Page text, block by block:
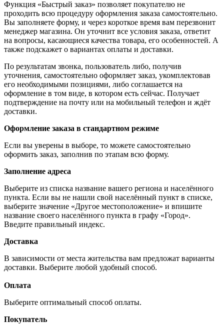
Функция «Быстрый заказ» позволяет покупателю не
проходить всю процедуру оформления заказа самостоятельно.
Вы заполняете форму, и через короткое время вам перезвонит
менеджер магазина. Он уточнит все условия заказа, ответит
на вопросы, касающиеся качества товара, его особенностей. А
также подскажет о вариантах оплаты и доставки.
По результатам звонка, пользователь либо, получив
уточнения, самостоятельно оформляет заказ, укомплектовав
его необходимыми позициями, либо соглашается на
оформление в том виде, в котором есть сейчас. Получает
подтверждение на почту или на мобильный телефон и ждёт
доставки.
Оформление заказа в стандартном режиме
Если вы уверены в выборе, то можете самостоятельно
оформить заказ, заполнив по этапам всю форму.
Заполнение адреса
Выберите из списка название вашего региона и населённого
пункта. Если вы не нашли свой населённый пункт в списке,
выберите значение «Другое местоположение» и впишите
название своего населённого пункта в графу «Город».
Введите правильный индекс.
Доставка
В зависимости от места жительства вам предложат варианты
доставки. Выберите любой удобный способ.
Оплата
Выберите оптимальный способ оплаты.
Покупатель